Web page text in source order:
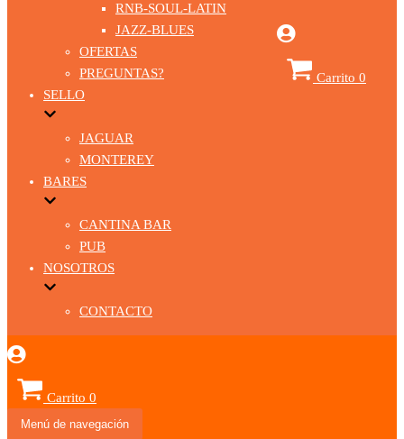
RNB-SOUL-LATIN
JAZZ-BLUES
OFERTAS
PREGUNTAS?
SELLO
JAGUAR
MONTEREY
BARES
CANTINA BAR
PUB
NOSOTROS
CONTACTO
Carrito 0
Carrito 0
Menú de navegación